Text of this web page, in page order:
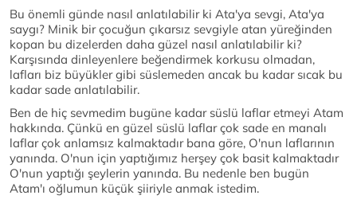
Bu önemli günde nasıl anlatılabilir ki Ata'ya sevgi, Ata'ya
saygı? Minik bir çocuğun çıkarsız sevgiyle atan yüreğinden
kopan bu dizelerden daha güzel nasıl anlatılabilir ki?
Karşısında dinleyenlere beğendirmek korkusu olmadan,
lafları biz büyükler gibi süslemeden ancak bu kadar sıcak bu
kadar sade anlatılabilir.
Ben de hiç sevmedim bugüne kadar süslü laflar etmeyi Atam
hakkında. Çünkü en güzel süslü laflar çok sade en manalı
laflar çok anlamsız kalmaktadır bana göre, O'nun laflarının
yanında. O'nun için yaptığımız herşey çok basit kalmaktadır
O'nun yaptığı şeylerin yanında. Bu nedenle ben bugün
Atam'ı oğlumun küçük şiiriyle anmak istedim.